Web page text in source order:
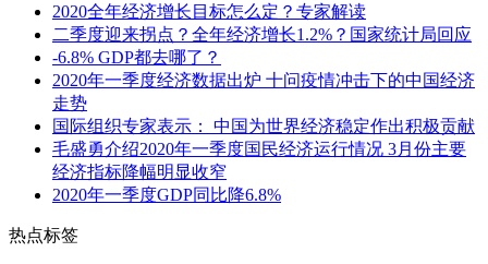
2020全年经济增长目标怎么定？专家解读
二季度迎来拐点？全年经济增长1.2%？国家统计局回应
-6.8% GDP都去哪了？
2020年一季度经济数据出炉 十问疫情冲击下的中国经济
走势
国际组织专家表示： 中国为世界经济稳定作出积极贡献
毛盛勇介绍2020年一季度国民经济运行情况 3月份主要
经济指标降幅明显收窄
2020年一季度GDP同比降6.8%
热点标签